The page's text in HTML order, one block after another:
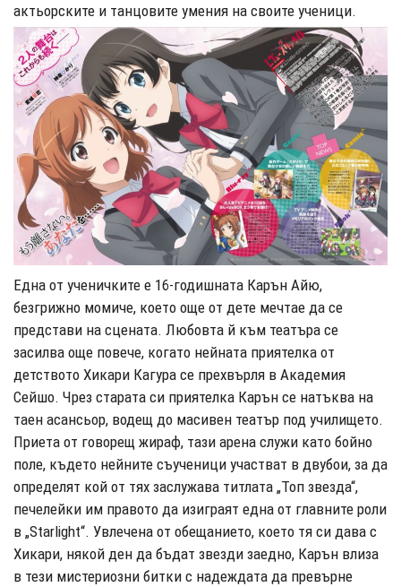
актьорските и танцовите умения на своите ученици.
Една от ученичките е 16-годишната Карън Айю,
безгрижно момиче, което още от дете мечтае да се
представи на сцената. Любовта й към театъра се
засилва още повече, когато нейната приятелка от
детството Хикари Кагура се прехвърля в Академия
Сейшо. Чрез старата си приятелка Карън се натъква на
таен асансьор, водещ до масивен театър под училището.
Приета от говорещ жираф, тази арена служи като бойно
поле, където нейните съученици участват в двубои, за да
определят кой от тях заслужава титлата „Топ звезда“,
печелейки им правото да изиграят една от главните роли
в „Starlight“. Увлечена от обещанието, което тя си дава с
Хикари, някой ден да бъдат звезди заедно, Карън влиза
в тези мистериозни битки с надеждата да превърне